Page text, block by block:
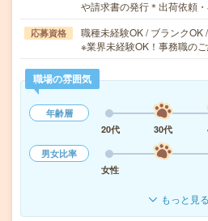
や請求書の発行＊出荷依頼
応募資格
職種未経験OK / ブランクOK
※業界未経験OK！事務職の
職場の雰囲気
年齢層
20代
30代
男女比率
女性
もっと見る